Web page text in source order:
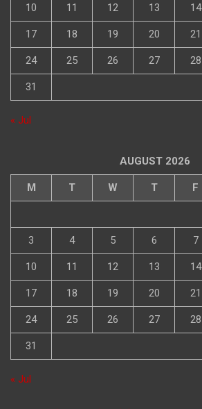
10 11 12 13 14
17 18 19 20 21
24 25 26 27 28
31
« Jul
AUGUST 2026
M T W T F
3 4 5 6 7
10 11 12 13 14
17 18 19 20 21
24 25 26 27 28
31
« Jul